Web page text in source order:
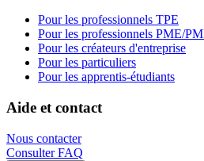
Pour les professionnels TPE
Pour les professionnels PME/
Pour les créateurs d'entreprise
Pour les particuliers
Pour les apprentis-étudiants
Aide et contact
Nous contacter
Consulter FAQ